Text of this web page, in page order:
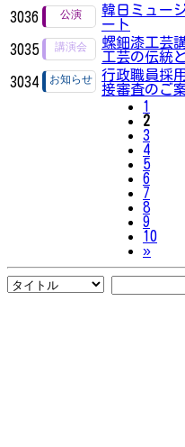
3036
韓日ミュー
ート
3035
螺鈿漆工芸
工芸の伝統
3034
行政職員採
接審査のご
1
2
3
4
5
6
7
8
9
10
»Next